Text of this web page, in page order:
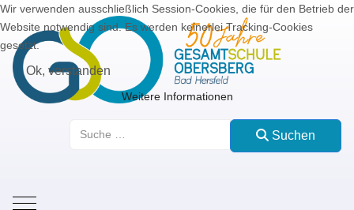
Suchen
Mobile Menu Toggle
Wir verwenden ausschließlich Session-Cookies, die für den Betrieb der
Website notwendig sind. Es werden keinerlei Tracking-Cookies
gesetzt.
Ok, verstanden
Weitere Informationen